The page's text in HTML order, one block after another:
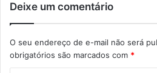
Deixe um comentário
O seu endereço de e-mail não será
obrigatórios são marcados com *